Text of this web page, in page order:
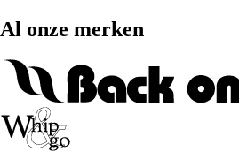
Al onze merken